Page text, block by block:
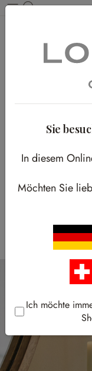
Messing steht
durch
matt gebürstet
Optik
ein. Dank
Sie
In diesem
Möchten Sie
Ich möchte